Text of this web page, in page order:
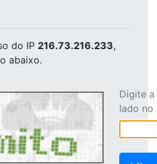
do IP 216.73.216.233,
abaixo.
Digite
lado no